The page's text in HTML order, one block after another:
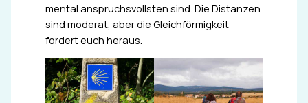
mental anspruchsvollsten sind. Die Distanzen
sind moderat, aber die Gleichförmigkeit
fordert euch heraus.